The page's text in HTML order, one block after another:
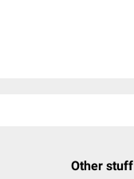
Other stuff